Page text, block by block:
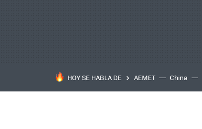
HOY SE HABLA DE AEMET China